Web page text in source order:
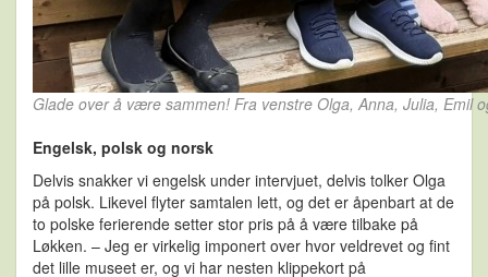
Glade over å være sammen! Fra venstre Olga, Anna, Julia, Emil
Engelsk, polsk og norsk
Delvis snakker vi engelsk under intervjuet, delvis tolker Olga
på polsk. Likevel flyter samtalen lett, og det er åpenbart at de
to polske ferierende setter stor pris på å være tilbake på
Løkken. – Jeg er virkelig imponert over hvor veldrevet og fint
det lille museet er, og vi har nesten klippekort på